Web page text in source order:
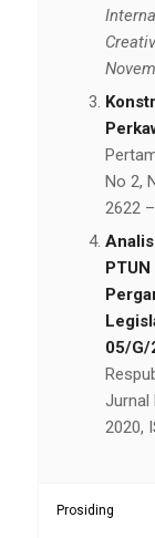
No 2,
2622
05/G/
Jurnal
2020,
Prosiding